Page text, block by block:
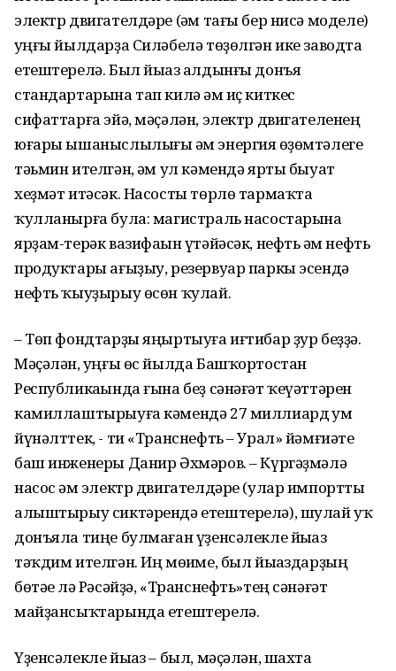
электр двигателдәре (һәм тағы бер нисә моделе)
һуңғы йылдарҙа Силәбелә төҙөлгән ике заводта
етештерелә. Был йыһаз алдынғы донъя
стандартарына тап килә һәм иҫ киткес
сифаттарға эйә, мәҫәлән, электр двигателенең
юғары ышаныслылығы һәм энергия һөҙөмтәлеге
тәьмин ителгән, һәм ул кәмендә ярты быуат
хеҙмәт итәсәк. Насосты төрлө тармаҡта
ҡулланырға була: магистраль насостарына
ярҙам-терәк вазифаһын үтәйәсәк, нефть һәм нефть
продуктары ағыҙыу, резервуар паркы эсендә
нефть ҡыуҙырыу өсөн ҡулай.
– Төп фондтарҙы яңыртыуға иғтибар ҙур беҙҙә.
Мәҫәлән, һуңғы өс йылда Башҡортостан
Республикаһында ғына беҙ сәнәғәт ҡеүәттәрен
камиллаштырыуға кәмендә 27 миллиард һум
йүнәлттек, - ти «Транснефть – Урал» йәмғиәте
баш инженеры Данир Әхмәров. – Күргәҙмәлә
насос һәм электр двигателдәре (улар импортты
алыштырыу сиктәрендә етештерелә), шулай уҡ
донъяла тиңе булмаған үҙенсәлекле йыһаз
тәҡдим ителгән. Иң мөһиме, был йыһаздарҙың
бөтәһе лә Рәсәйҙә, «Транснефть»тең сәнәғәт
майҙансыҡтарында етештерелә.
Үҙенсәлекле йыһаз – был, мәҫәлән, шахта